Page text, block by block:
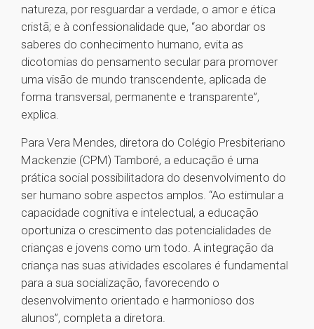
natureza, por resguardar a verdade, o amor e ética
cristã; e à confessionalidade que, “ao abordar os
saberes do conhecimento humano, evita as
dicotomias do pensamento secular para promover
uma visão de mundo transcendente, aplicada de
forma transversal, permanente e transparente”,
explica.
Para Vera Mendes, diretora do Colégio Presbiteriano
Mackenzie (CPM) Tamboré, a educação é uma
prática social possibilitadora do desenvolvimento do
ser humano sobre aspectos amplos. “Ao estimular a
capacidade cognitiva e intelectual, a educação
oportuniza o crescimento das potencialidades de
crianças e jovens como um todo. A integração da
criança nas suas atividades escolares é fundamental
para a sua socialização, favorecendo o
desenvolvimento orientado e harmonioso dos
alunos”, completa a diretora.